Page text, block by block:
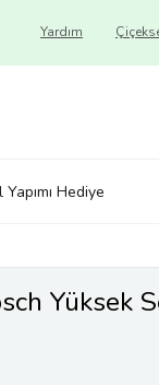
Yardım
Yapımı Hediye
Yüksek